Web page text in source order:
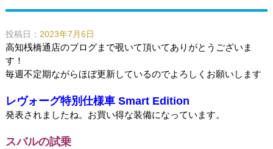
投稿日： 2023年7月6日
高知桟橋通店のブログまで覗いて頂いてありがとうございま
す！
毎週不定期ながらほぼ更新しているのでよろしくお願いします
レヴォーグ特別仕様車 Smart Edition
発表されましたね。お買い得な装備になっています。
スバルの試乗